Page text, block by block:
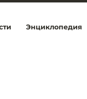
Энциклопедия